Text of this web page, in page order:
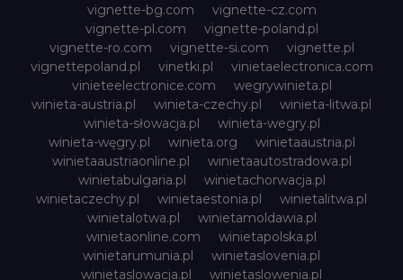
vignette-bg.com
vignette-cz.com
vignette-pl.com
vignette-poland.pl
vignette-ro.com
vignette-si.com
vignette.pl
vignettepoland.pl
vinetki.pl
vinietaelectronica.com
vinieteelectronice.com
wegrywinieta.pl
winieta-austria.pl
winieta-czechy.pl
winieta-litwa.pl
winieta-słowacja.pl
winieta-wegry.pl
winieta-węgry.pl
winieta.org
winietaaustria.pl
winietaaustriaonline.pl
winietaautostradowa.pl
winietabulgaria.pl
winietachorwacja.pl
winietaczechy.pl
winietaestonia.pl
winietalitwa.pl
winietalotwa.pl
winietamoldawia.pl
winietaonline.com
winietapolska.pl
winietarumunia.pl
winietaslovenia.pl
winietaslowacja.pl
winietaslowenia.pl